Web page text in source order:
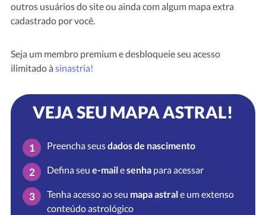
outros usuários do site ou ainda com algum mapa extra
cadastrado por você.
Seja um membro premium e desbloqueie seu acesso
ilimitado à sinastria!
VEJA SEU MAPA ASTRAL!
1 Preencha seusdados de nascimento
2 Defina seu e-mailesenha para acessar
3 Tenha acesso ao seu mapa astrale um extenso
conteúdo astrológico